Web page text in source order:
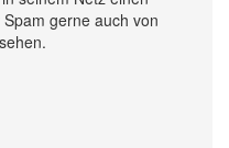
gerne auch von